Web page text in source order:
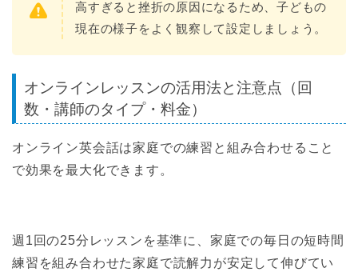
高すぎると挫折の原因になるため、子どもの
現在の様子をよく観察して設定しましょう。
オンラインレッスンの活用法と注意点（回
数・講師のタイプ・料金）
オンライン英会話は家庭での練習と組み合わせること
で効果を最大化できます。
週1回の25分レッスンを基準に、家庭での毎日の短時間
練習を組み合わせた家庭で読解力が安定して伸びてい